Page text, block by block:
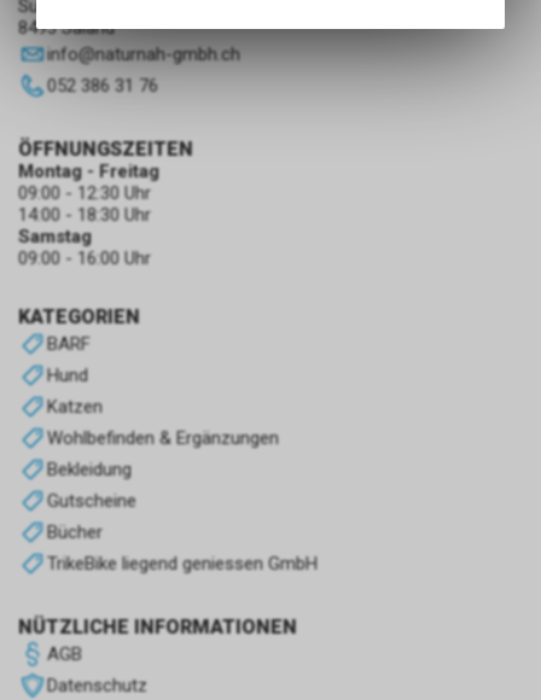
Sunnehofstrasse 7
8493 Saland
info@naturnah-gmbh.ch
052 386 31 76
KATEGORIEN
BARF
Hund
Katzen
Wohlbefinden & Ergänzungen
Bekleidung
Gutscheine
Bücher
TrikeBike liegend geniessen GmbH
NÜTZLICHE INFORMATIONEN
AGB
Datenschutz
ÖFFNUNGSZEITEN
Montag - Freitag
09:00 - 12:30 Uhr
14:00 - 18:30 Uhr
Samstag
09:00 - 16:00 Uhr
ermöglichen. Bitte beachten Sie,